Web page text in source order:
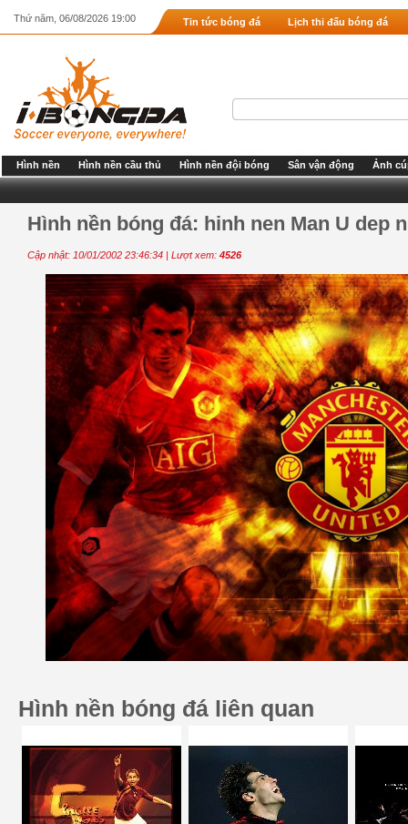
Thứ năm, 06/08/2026 19:00 Tin tức bóng đá Lịch thi đấu bóng đá
Hình nền Hình nền cầu thủ Hình nền đội bóng Sân vận động Ảnh
Hình nền bóng đá: hinh nen Man U dep
Cập nhật: 10/01/2002 23:46:34 | Lượt xem: 4526
Hình nền bóng đá liên quan